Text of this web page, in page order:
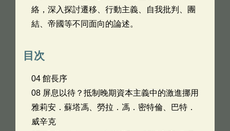
絡，深入探討遷移、行動主義、自我批判、團
結、帝國等不同面向的論述。
目次
04 館長序
08 屏息以待？抵制晚期資本主義中的激進挪用
雅莉安．蘇塔馮、勞拉．馮．密特倫、巴特．
威辛克